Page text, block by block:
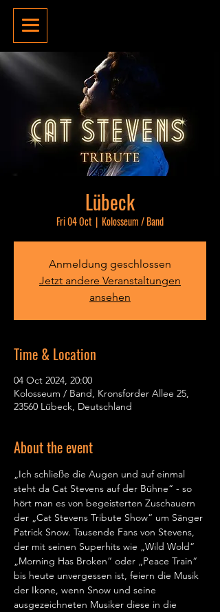
Lübeck
Fri 04 Oct
  |
Kolosseum / Band
Anmeldung geschlossen
Jetzt andere Veranstaltungen
ansehen
Time & Location
04 Oct 2024, 20:00
Kolosseum / Band, Kronsforder Allee 25,
23560 Lübeck, Deutschland
About the event
„Ich schließe die Augen und auf einmal
steht da Cat Stevens auf der Bühne“ - so
hört man es von begeisterten Zuschauern
der „Cat Stevens Tribute Show“ um Sänger
Patrick Snow. Tausende Fans von Stevens,
der mit seinen Superhits wie „Wild Wold“
„Morning Has Broken“ oder „Peace Train“
bis heute unvergessen ist, feiern die Musik
der Ikone, wenn Snow und seine
ausgezeichneten Musiker diese in die